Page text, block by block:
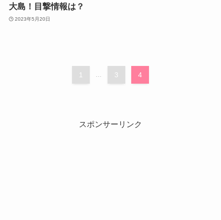
大島！目撃情報は？
2023年5月20日
1 3 4
スポンサーリンク